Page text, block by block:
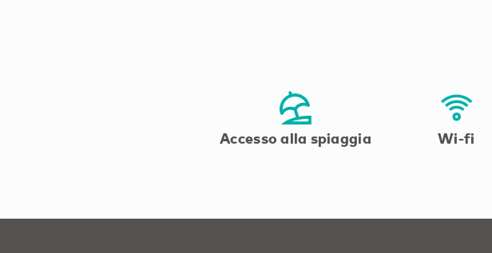
Accesso alla spiaggia Wi-fi